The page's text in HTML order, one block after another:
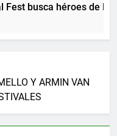
busca héroes de León
Y ARMIN VAN